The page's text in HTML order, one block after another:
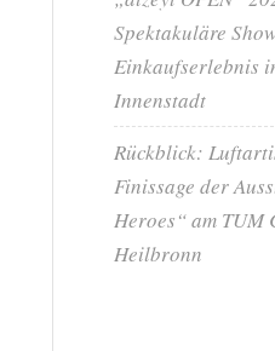
Spektakuläre
Einkaufserlebnis
Innenstadt
Rückblick:
Finissage der
Heroes“ am TUM
Heilbronn